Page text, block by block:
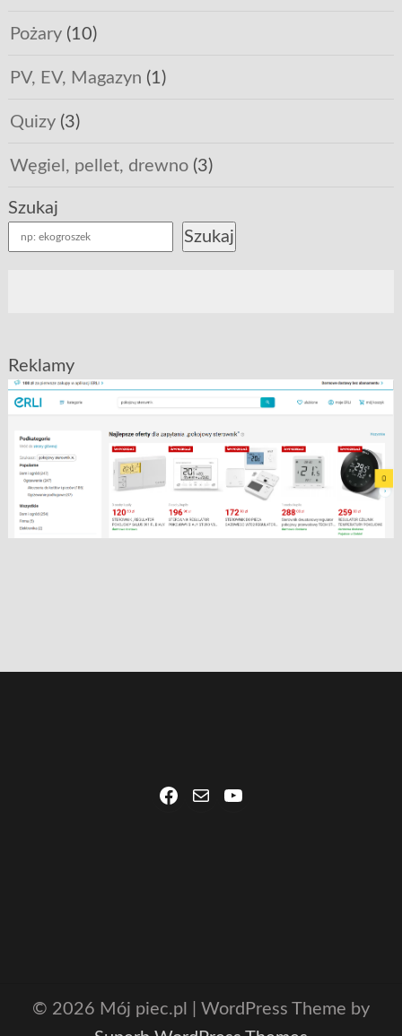
Pożary(10)
PV, EV, Magazyn (1)
Quizy(3)
Węgiel, pellet, drewno(3)
Szukaj
Szukaj
Reklamy
Facebook
Mail
© 2026 Mój piec.pl
| WordPress Theme by